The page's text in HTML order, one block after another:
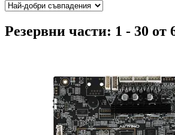
Резервни части: 1 - 30 от